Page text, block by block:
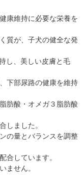
康維持に必要な栄養を
質が、子犬の健全な発
し、美しい皮膚と毛
下部尿路の健康を維持
肪酸・オメガ３脂肪酸
しました。
の量とバランスを調整
合しています。
ません。